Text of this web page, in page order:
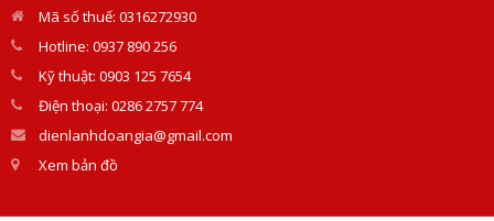
Mã số thuế: 0316272930
Hotline: 0937 890 256
Kỹ thuật: 0903 125 7654
Điện thoại: 0286 2757 774
dienlanhdoangia@gmail.com
Xem bản đồ